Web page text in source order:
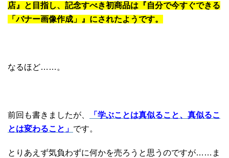
店』と目指し、記念すべき初商品は『自分で今すぐできる
「バナー画像作成」』にされたようです。
なるほど……。
前回も書きましたが、
「学ぶことは真似ること、真似るこ
とは変わること」 です。
とりあえず気負わずに何かを売ろうと思うのですが……ま